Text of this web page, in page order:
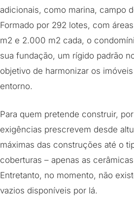
adicionais, como marina, campo
Formado por 292 lotes, com
m2 e 2.000 m2 cada, o
sua fundação, um rígido padrão
objetivo de harmonizar os
entorno.
Para quem pretende construir,
exigências prescrevem desde
máximas das construções até o
coberturas – apenas as
Entretanto, no momento, não
vazios disponíveis por lá.